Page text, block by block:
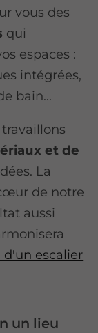
vous des
qui
espaces :
intégrées,
bain...
et de
La
de notre
aussi
escalier
un lieu